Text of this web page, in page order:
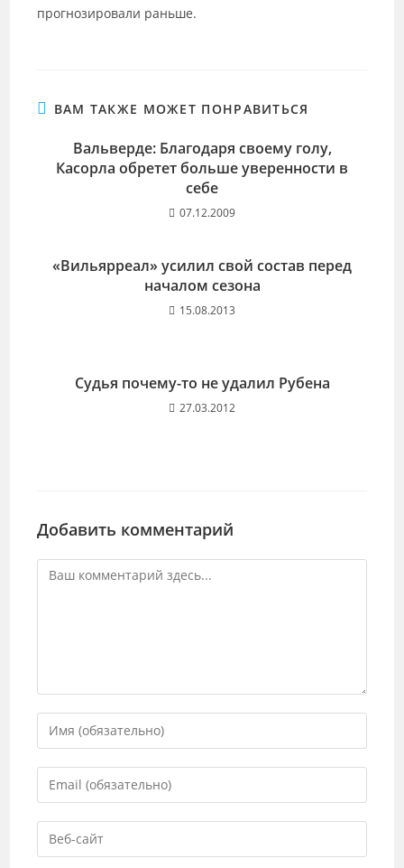
прогнозировали раньше.
ВАМ ТАКЖЕ МОЖЕТ ПОНРАВИТЬСЯ
Вальверде: Благодаря своему голу,
Касорла обретет больше уверенности в
себе
07.12.2009
«Вильярреал» усилил свой состав перед
началом сезона
15.08.2013
Судья почему-то не удалил Рубена
27.03.2012
Добавить комментарий
Комментарий
Введите
свое
имя
или
пользователя,
чтобы
Введите
свой
email-
адрес,
Введите
URL